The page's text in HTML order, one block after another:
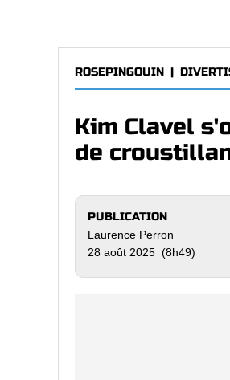
ROSEPINGOUIN |
Kim Clavel
de
PUBLICATION
Laurence Perron
28 août 2025 (8h49)